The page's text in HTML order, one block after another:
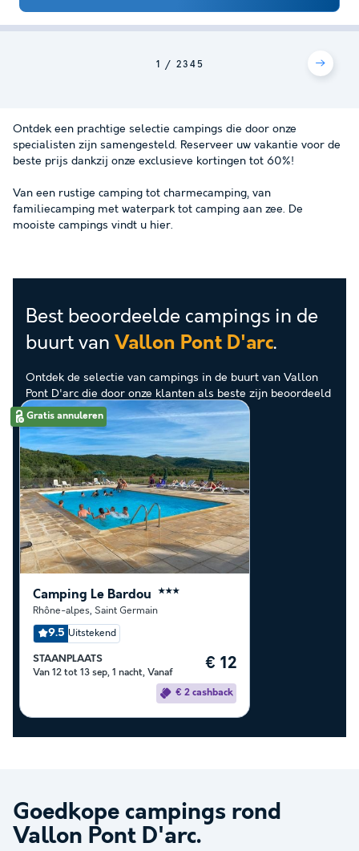
1 23 45
Ontdek een prachtige selectie campings die door onze
specialisten zijn samengesteld. Reserveer uw vakantie voor de
beste prijs dankzij onze exclusieve kortingen tot 60%!
Van een rustige camping tot charmecamping, van
familiecamping met waterpark tot camping aan zee. De
mooiste campings vindt u hier.
Best beoordeelde campings in de
buurt van Vallon Pont D'arc.
Ontdek de selectie van campings in de buurt van Vallon
Pont D'arc die door onze klanten als beste zijn beoordeeld
Gratis annuleren
Camping Le Bardou ★★★
Rhône-alpes, Saint Germain
9.5 Uitstekend
STAANPLAATS
Van 12 tot 13 sep, 1 nacht, Vanaf
€ 12
€ 2 cashback
Goedkope campings rond
Vallon Pont D'arc.